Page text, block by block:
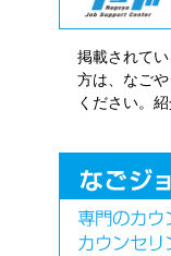
掲載されて
方は、なご
ください。